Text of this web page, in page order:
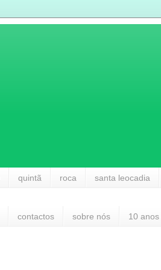
quintã roca santa leocadia
contactos sobre nós 10